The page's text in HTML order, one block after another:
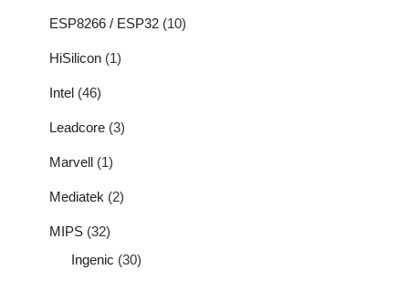
ESP8266 / ESP32 (10)
HiSilicon (1)
Intel (46)
Leadcore (3)
Marvell (1)
Mediatek (2)
MIPS (32)
Ingenic (30)